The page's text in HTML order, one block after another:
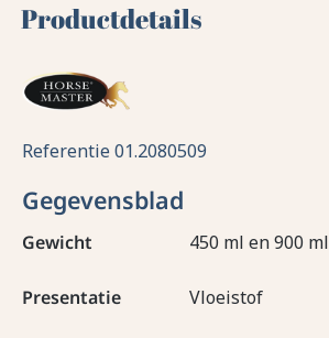
Productdetails
Referentie01.2080509
Gegevensblad
Gewicht 450 ml en 900 ml
Presentatie Vloeistof